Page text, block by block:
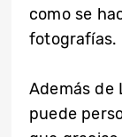
como se
fotografías.
Además de
puede